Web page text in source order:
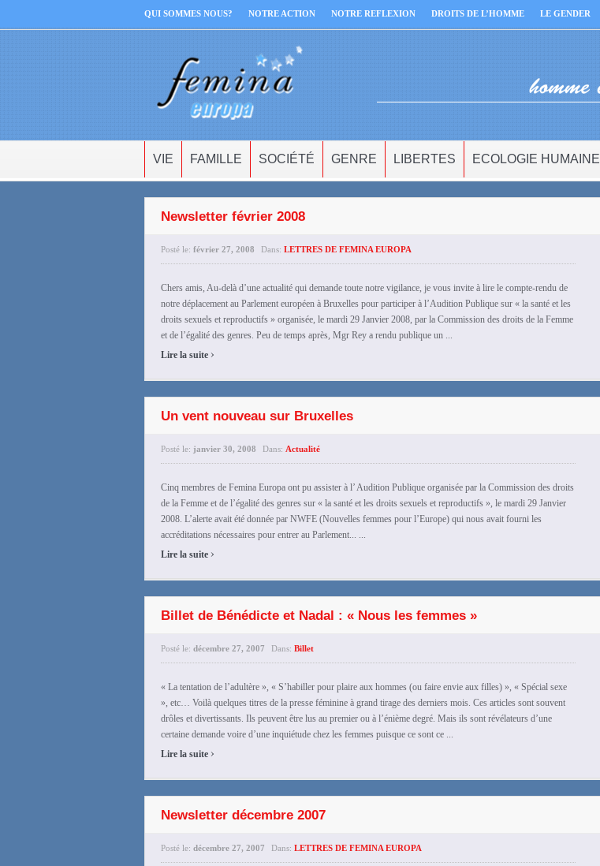
QUI SOMMES NOUS? NOTRE ACTION NOTRE REFLEXION DROITS DE L’HOMME LE GENDER
VIE FAMILLE SOCIÉTÉ GENRE LIBERTES ECOLOGIE HUMAINE
Newsletter février 2008
Posté le: février 27, 2008 Dans: LETTRES DE FEMINA EUROPA
Chers amis, Au-delà d’une actualité qui demande toute notre vigilance, je vous invite à lire le compte-rendu de
notre déplacement au Parlement européen à Bruxelles pour participer à l’Audition Publique sur « la santé et les
droits sexuels et reproductifs » organisée, le mardi 29 Janvier 2008, par la Commission des droits de la Femme
et de l’égalité des genres. Peu de temps après, Mgr Rey a rendu publique un ...
Lire la suite ›
Un vent nouveau sur Bruxelles
Posté le: janvier 30, 2008 Dans: Actualité
Cinq membres de Femina Europa ont pu assister à l’ Audition Publique organisée par la Commission des droits
de la Femme et de l’égalité des genres sur « la santé et les droits sexuels et reproductifs », le mardi 29 Janvier
2008. L’alerte avait été donnée par NWFE (Nouvelles femmes pour l’Europe) qui nous avait fourni les
accréditations nécessaires pour entrer au Parlement... ...
Lire la suite ›
Billet de Bénédicte et Nadal : « Nous les femmes »
Posté le: décembre 27, 2007 Dans: Billet
« La tentation de l’adultère », « S’habiller pour plaire aux hommes (ou faire envie aux filles) », « Spécial sexe
», etc… Voilà quelques titres de la presse féminine à grand tirage des derniers mois. Ces articles sont souvent
drôles et divertissants. Ils peuvent être lus au premier ou à l’énième degré. Mais ils sont révélateurs d’une
certaine demande voire d’une inquiétude chez les femmes puisque ce sont ce ...
Lire la suite ›
Newsletter décembre 2007
Posté le: décembre 27, 2007 Dans: LETTRES DE FEMINA EUROPA